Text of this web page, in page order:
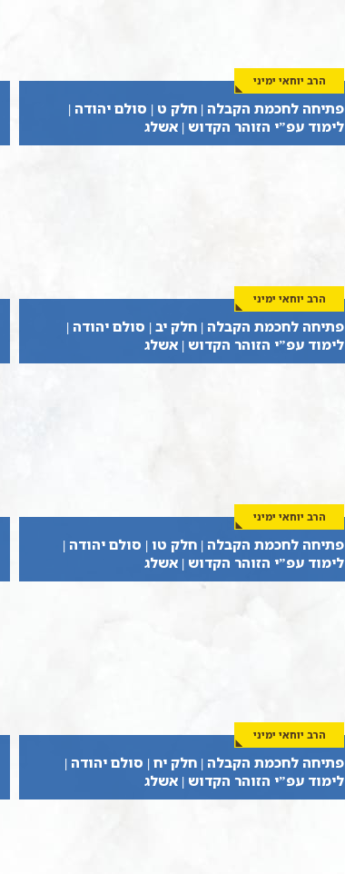
הרב יוחאי ימיני
פתיחה לחכמת הקבלה | חלק ט | סולם יהודה |
לימוד עפ”י הזוהר הקדוש | אשלג
הרב יוחאי ימיני
פתיחה לחכמת הקבלה | חלק יב | סולם יהודה |
לימוד עפ”י הזוהר הקדוש | אשלג
הרב יוחאי ימיני
פתיחה לחכמת הקבלה | חלק טו | סולם יהודה |
לימוד עפ”י הזוהר הקדוש | אשלג
הרב יוחאי ימיני
פתיחה לחכמת הקבלה | חלק יח | סולם יהודה |
לימוד עפ”י הזוהר הקדוש | אשלג